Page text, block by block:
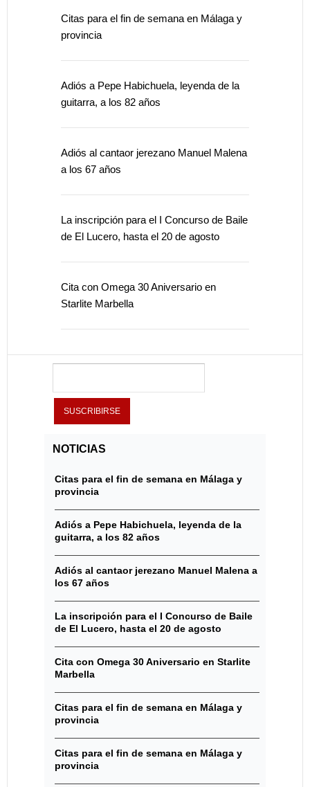
Citas para el fin de semana en Málaga y
provincia
Adiós a Pepe Habichuela, leyenda de la
guitarra, a los 82 años
Adiós al cantaor jerezano Manuel Malena
a los 67 años
La inscripción para el I Concurso de Baile
de El Lucero, hasta el 20 de agosto
Cita con Omega 30 Aniversario en
Starlite Marbella
NOTICIAS
Citas para el fin de semana en Málaga y
provincia
Adiós a Pepe Habichuela, leyenda de la
guitarra, a los 82 años
Adiós al cantaor jerezano Manuel Malena a
los 67 años
La inscripción para el I Concurso de Baile
de El Lucero, hasta el 20 de agosto
Cita con Omega 30 Aniversario en Starlite
Marbella
Citas para el fin de semana en Málaga y
provincia
Citas para el fin de semana en Málaga y
provincia